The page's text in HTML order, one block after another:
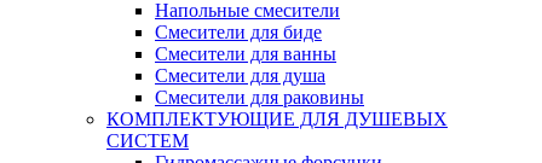
Напольные смесители
Смесители для биде
Смесители для ванны
Смесители для душа
Смесители для раковины
КОМПЛЕКТУЮЩИЕ ДЛЯ ДУШЕВЫХ
СИСТЕМ